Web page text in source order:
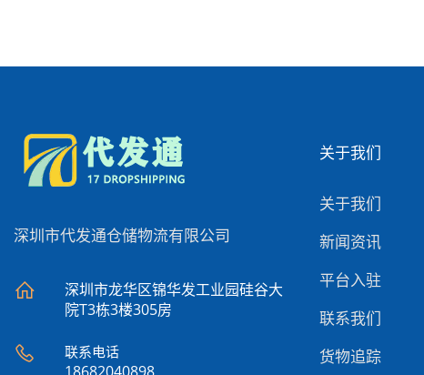
深圳市代发通仓储物流有限公司
深圳市龙华区锦华发工业园硅谷大
院T3栋3楼305房
联系电话
关于我们
关于我们
新闻资讯
平台入驻
联系我们
货物追踪